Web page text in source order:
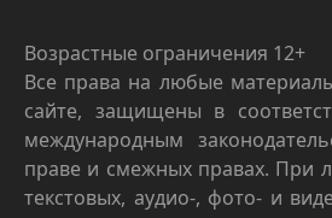
Возрастные ограничения 12+
Все права на любые
сайте, защищены в
международным
праве и смежных правах. При
текстовых, аудио-, фото- и